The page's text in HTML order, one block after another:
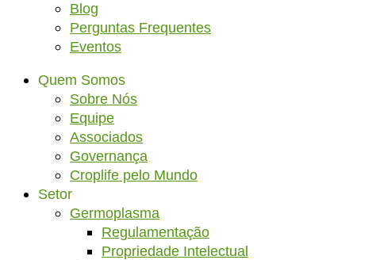
Blog
Perguntas Frequentes
Eventos
Quem Somos
Sobre Nós
Equipe
Associados
Governança
Croplife pelo Mundo
Setor
Germoplasma
Regulamentação
Propriedade Intelectual